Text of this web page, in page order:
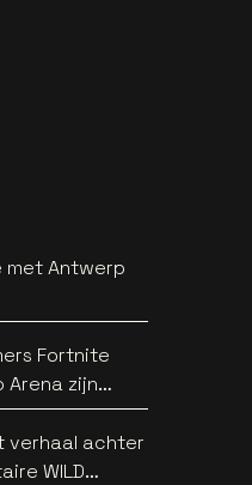
met Antwerp
Fortnite
Arena zijn
verhaal achter
WILD